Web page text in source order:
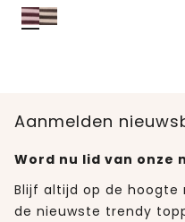
Aanmelden
Word nu lid van
Blijf altijd op de hoogte
de nieuwste trendy